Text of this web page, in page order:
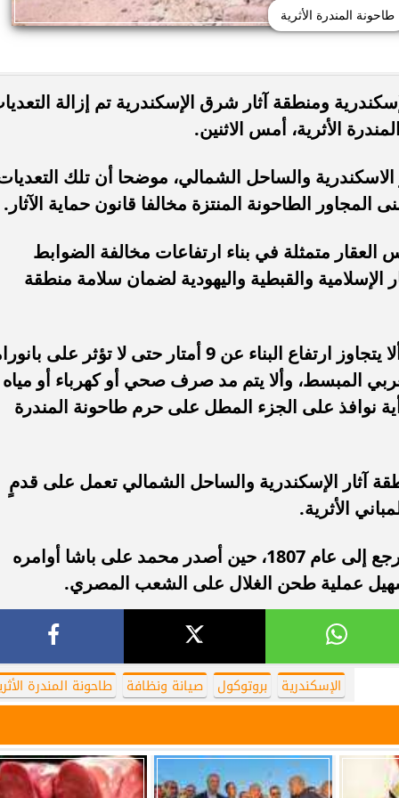
طاحونة المندرة الأثرية
ومنطقة آثار شرق الإسكندرية تم إزالة
الأثرية، أمس الاثنين.
والساحل الشمالي، موضحا أن تلك
المجاور الطاحونة المنتزة مخالفا قانون حماية الآثار.
متمثلة في بناء ارتفاعات مخالفة الضوابط
الإسلامية والقبطية واليهودية لضمان سلامة منطقة
وأضاف متولي أنه من بين هذه الضوابط ألا يتجاوز ارتفاع البناء عن 9 أمتار حتى لا تؤثر على
المبسط، وألا يتم مد صرف صحي أو كهرباء أو مياه
نوافذ على الجزء المطل على حرم طاحونة المندرة
آثار الإسكندرية والساحل الشمالي تعمل على قدمٍ
الأثرية.
جدير بالذكر ان تاريخ بناء تلك الطاحونة يرجع إلى عام 1807، حين أصدر محمد على باشا أوامره
عملية طحن الغلال على الشعب المصري.
الإسكندرية بروتوكول صيانة ونظافة طاحونة المندرة